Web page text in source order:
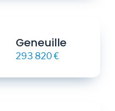
Geneuille
293 820 €